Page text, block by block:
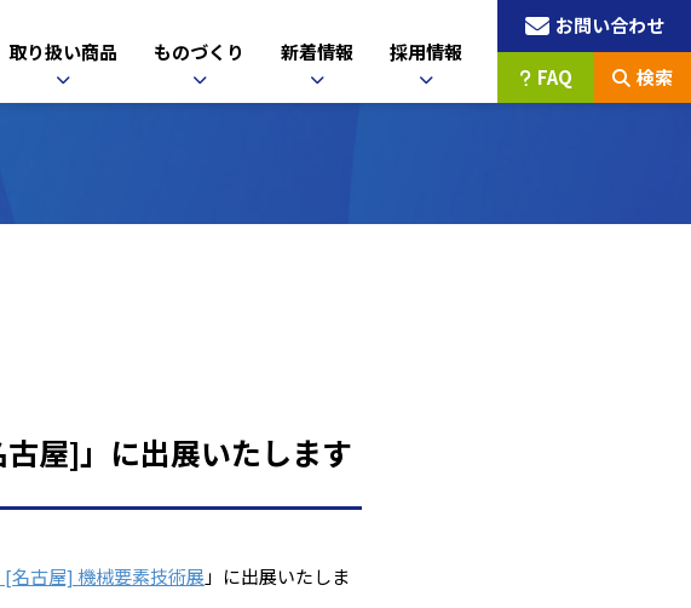
取り扱い商品 ものづくり 新着情報 採用情報
お問い合わせ
FAQ 検索
屋]」に出展いたします
[名古屋] 機械要素技術展」に出展いたしま